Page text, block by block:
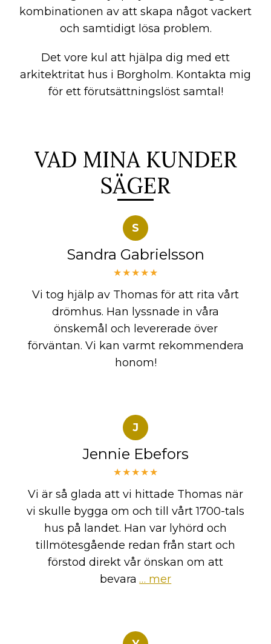
kombinationen av att skapa något vackert
och samtidigt lösa problem.
Det vore kul att hjälpa dig med ett
arkitektritat hus i Borgholm. Kontakta mig
för ett förutsättningslöst samtal!
VAD MINA KUNDER
SÄGER
S
Sandra Gabrielsson
★★★★★
Vi tog hjälp av Thomas för att rita vårt
drömhus. Han lyssnade in våra
önskemål och levererade över
förväntan. Vi kan varmt rekommendera
honom!
J
Jennie Ebefors
★★★★★
Vi är så glada att vi hittade Thomas när
vi skulle bygga om och till vårt 1700-tals
hus på landet. Han var lyhörd och
tillmötesgående redan från start och
förstod direkt vår önskan om att
bevara … mer